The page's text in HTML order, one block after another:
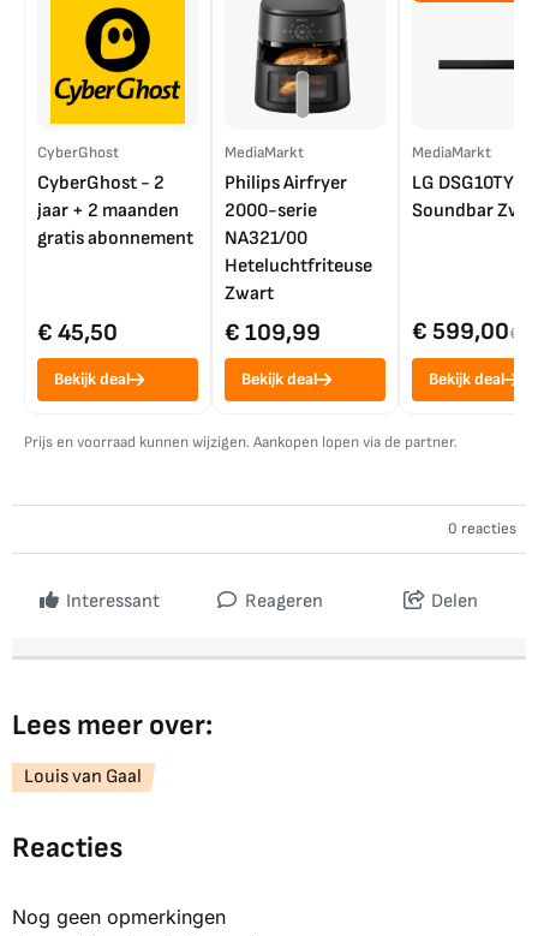
CyberGhost
CyberGhost - 2
jaar + 2 maanden
gratis abonnement
€ 45,50
Bekijk deal
MediaMarkt
Philips Airfryer
2000-serie
NA321/00
Heteluchtfriteuse
Zwart
€ 109,99
Bekijk deal
MediaMarkt
LG DSG10TY
Soundbar
€ 599,00€
Bekijk deal
Prijs en voorraad kunnen wijzigen. Aankopen lopen via de partner.
0 reacties
Interessant Reageren Delen
Lees meer over:
Louis van Gaal
Reacties
Nog geen opmerkingen